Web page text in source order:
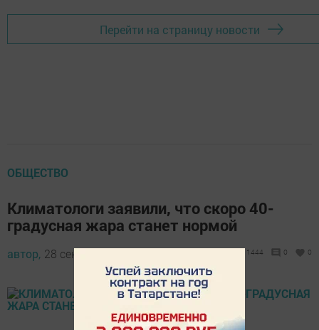
Перейти на страницу новости
ОБЩЕСТВО
Климатологи заявили, что скоро 40-
градусная жара станет нормой
автор, 28 сентября 2017 - 15:47 1444 0 0